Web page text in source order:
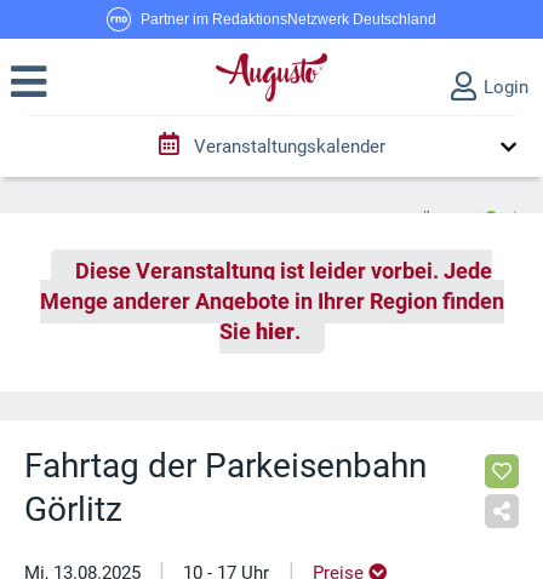
Partner im RedaktionsNetzwerk Deutschland
Login
Veranstaltungskalender
Diese Veranstaltung ist leider vorbei. Jede
Menge anderer Angebote in Ihrer Region finden
Sie hier.
Fahrtag der Parkeisenbahn
Görlitz
Mi, 13.08.2025 | 10 - 17 Uhr | Preise